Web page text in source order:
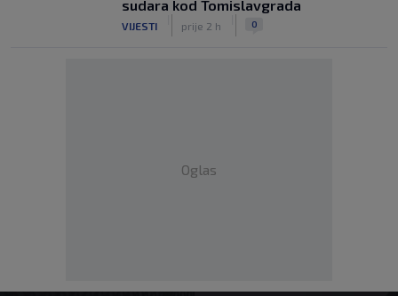
sudara kod Tomislavgrada
VIJESTI prije 2 h 0
Oglas